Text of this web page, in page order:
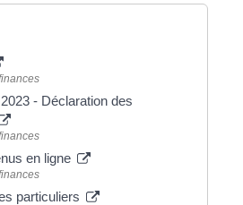
- Déclaration des
en ligne
particuliers